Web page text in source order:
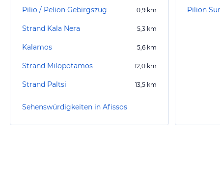
Pilio / Pelion Gebirgszug 0,9 km
Strand Kala Nera 5,3 km
Kalamos 5,6 km
Strand Milopotamos 12,0 km
Strand Paltsi 13,5 km
Sehenswürdigkeiten in Afissos
Pilion